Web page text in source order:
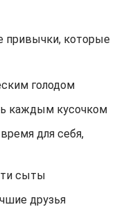
привычки, которые
голодом
каждым кусочком
для себя,
сыты
друзья